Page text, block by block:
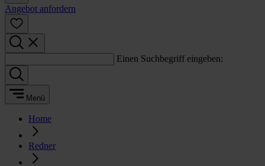
Angebot anfordern
Einen Suchbegriff eingeben:
Menü
Home
Redner